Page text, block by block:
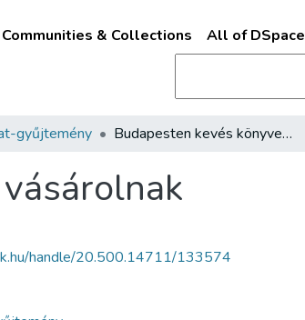
Communities & Collections All of DSpace
gyűjtemény Budapesten kevés könyvet vásárolnak
handle/20.500.14711/133574